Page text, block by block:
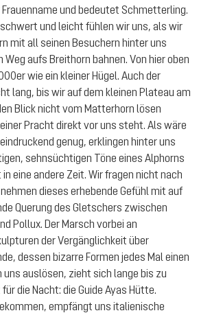
und bedeutet Schmetterling.
und leicht fühlen wir uns, als wir
mit all seinen Besuchern hinter uns
Weg aufs Breithorn bahnen. Von hier oben
wie ein kleiner Hügel. Auch der
lang, bis wir auf dem kleinen Plateau am
Blick nicht vom Matterhorn lösen
Pracht direkt vor uns steht. Als wäre
genug, erklingen hinter uns
sehnsüchtigen Töne eines Alphorns
eine andere Zeit. Wir fragen nicht nach
dieses erhebende Gefühl mit auf
Querung des Gletschers zwischen
Pollux. Der Marsch vorbei an
der Vergänglichkeit über
dessen bizarre Formen jedes Mal einen
uns auslösen, zieht sich lange bis zu
die Nacht: die Guide Ayas Hütte.
empfängt uns italienische